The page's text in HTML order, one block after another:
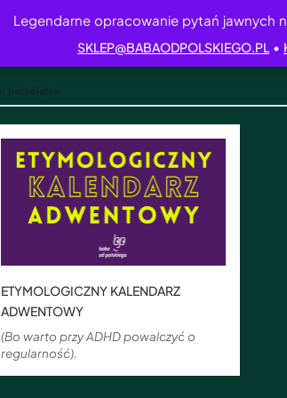
Legendarne opracowanie pytań jawnych
SKLEP@BABAODPOLSKIEGO.PL •
ETYMOLOGICZNY KALENDARZ
ADWENTOWY
(Bo warto przy ADHD powalczyć o
regularność).